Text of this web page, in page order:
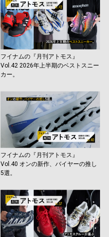
フイナムの『月刊アトモス』
Vol.42 2026年上半期のベストスニー
カー。
フイナムの『月刊アトモス』
Vol.40 オンの新作、バイヤーの推し
5選。